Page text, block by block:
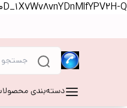
Q
دسته‌بندی